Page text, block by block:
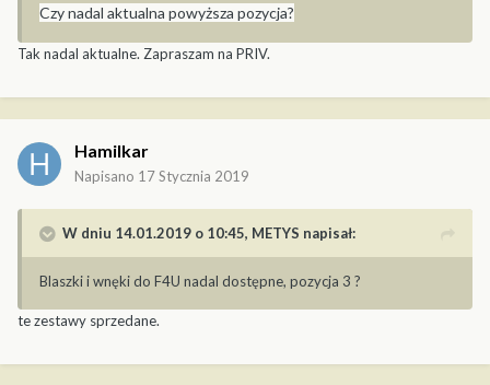
Czy nadal aktualna powyższa pozycja?
Tak nadal aktualne. Zapraszam na PRIV.
Hamilkar
Napisano 17 Stycznia 2019
W dniu 14.01.2019 o 10:45, METYS napisał:
Blaszki i wnęki do F4U nadal dostępne, pozycja 3 ?
te zestawy sprzedane.